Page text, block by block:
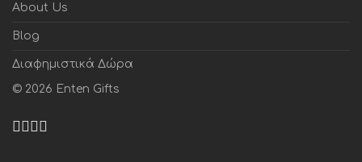
About Us
Blog
Διαφημιστικά Δώρα
© 2026 Enten Gifts